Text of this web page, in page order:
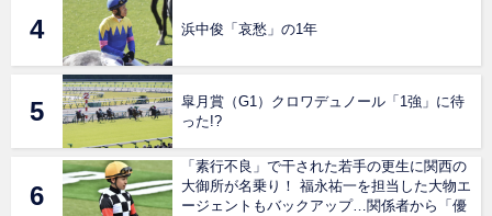
浜中俊「哀愁」の1年
皐月賞（G1）クロワデュノール「1強」に待
った!?
「素行不良」で干された若手の更生に関西の
大御所が名乗り！ 福永祐一を担当した大物エ
ージェントもバックアップ…関係者から「優